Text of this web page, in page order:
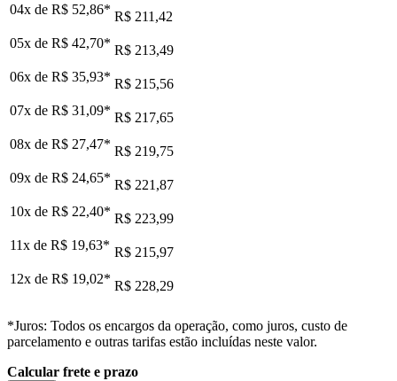
04x de R$ 52,86* R$ 211,42
05x de R$ 42,70* R$ 213,49
06x de R$ 35,93* R$ 215,56
07x de R$ 31,09* R$ 217,65
08x de R$ 27,47* R$ 219,75
09x de R$ 24,65* R$ 221,87
10x de R$ 22,40* R$ 223,99
11x de R$ 19,63* R$ 215,97
12x de R$ 19,02* R$ 228,29
*Juros: Todos os encargos da operação, como juros, custo de
parcelamento e outras tarifas estão incluídas neste valor.
Calcular frete e prazo